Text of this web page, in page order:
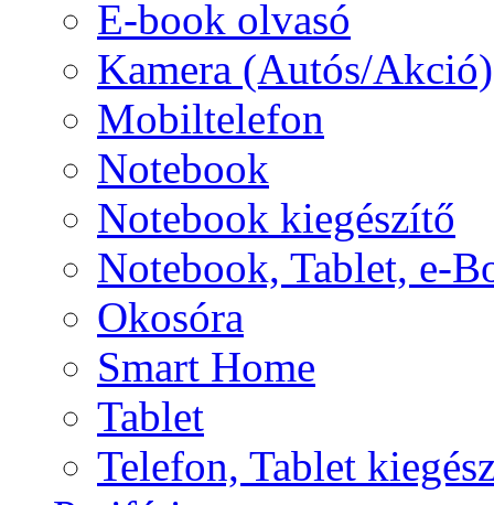
E-book olvasó
Kamera (Autós/Akció)
Mobiltelefon
Notebook
Notebook kiegészítő
Notebook, Tablet, e-
Okosóra
Smart Home
Tablet
Telefon, Tablet